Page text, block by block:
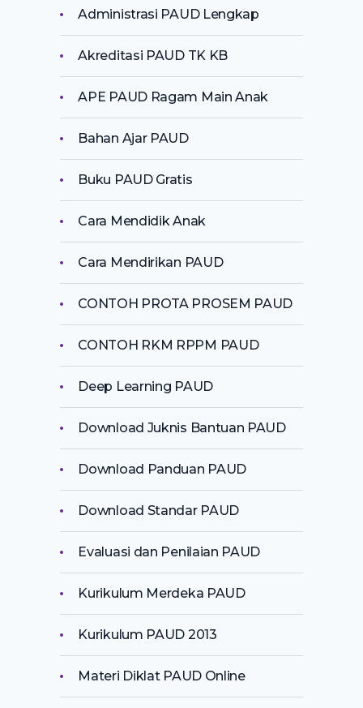
Administrasi PAUD Lengkap
Akreditasi PAUD TK KB
APE PAUD Ragam Main Anak
Bahan Ajar PAUD
Buku PAUD Gratis
Cara Mendidik Anak
Cara Mendirikan PAUD
CONTOH PROTA PROSEM PAUD
CONTOH RKM RPPM PAUD
Deep Learning PAUD
Download Juknis Bantuan PAUD
Download Panduan PAUD
Download Standar PAUD
Evaluasi dan Penilaian PAUD
Kurikulum Merdeka PAUD
Kurikulum PAUD 2013
Materi Diklat PAUD Online